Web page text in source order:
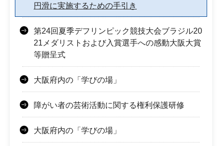
円滑に実施するための手引き
第24回夏季デフリンピック競技大会ブラジル20
21メダリストおよび入賞選手への感動大阪大賞
等贈呈式
大阪府内の「学びの場」
障がい者の芸術活動に関する権利保護研修
大阪府内の「学びの場」